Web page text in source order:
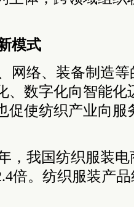
模式
网络、装备制造
、数字化向智能化
促使纺织产业向服
，我国纺织服装
倍。纺织服装产